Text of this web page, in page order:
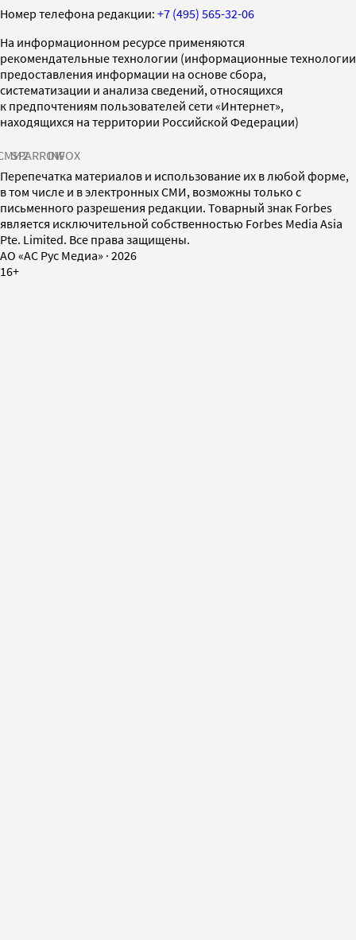
Номер телефона редакции: +7 (495) 565-32-06
На информационном ресурсе применяются
рекомендательные технологии (информационные технологии
предоставления информации на основе сбора,
систематизации и анализа сведений, относящихся
к предпочтениям пользователей сети «Интернет»,
находящихся на территории Российской Федерации)
SPARROWINFOX
Перепечатка материалов и использование их в любой форме,
в том числе и в электронных СМИ, возможны только с
письменного разрешения редакции. Товарный знак Forbes
является исключительной собственностью Forbes Media Asia
Pte. Limited. Все права защищены.
AO «АС Рус Медиа» · 2026
16+